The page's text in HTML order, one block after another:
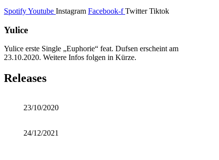
SpotifyYoutube Instagram Facebook-f Twitter Tiktok
Yulice
Yulice erste Single „Euphorie“ feat. Dufsen erscheint am
23.10.2020. Weitere Infos folgen in Kürze.
Releases
23/10/2020
24/12/2021